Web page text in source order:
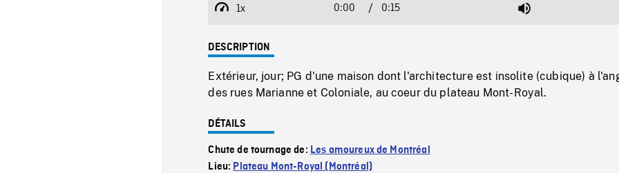
beginning
1x
Playback
Current
0:00 / 0:15 Mute
DESCRIPTION
Extérieur, jour; PG d'une maison dont l'architecture est insolite (cubique) à
des rues Marianne et Coloniale, au coeur du plateau Mont-Royal.
DÉTAILS
Chute de tournage de: Les amoureux de Montréal
Lieu: Plateau Mont-Royal (Montréal)